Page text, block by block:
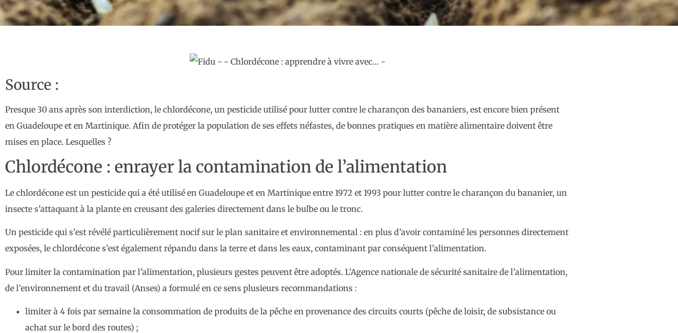
Source :
Presque 30 ans après son interdiction, le chlordécone, un pesticide utilisé pour lutter contre le charançon des bananiers, est encore bien présent
en Guadeloupe et en Martinique. Afin de protéger la population de ses effets néfastes, de bonnes pratiques en matière alimentaire doivent être
mises en place. Lesquelles ?
Chlordécone : enrayer la contamination de l’alimentation
Le chlordécone est un pesticide qui a été utilisé en Guadeloupe et en Martinique entre 1972 et 1993 pour lutter contre le charançon du bananier, un
insecte s’attaquant à la plante en creusant des galeries directement dans le bulbe ou le tronc.
Un pesticide qui s’est révélé particulièrement nocif sur le plan sanitaire et environnemental : en plus d’avoir contaminé les personnes directement
exposées, le chlordécone s’est également répandu dans la terre et dans les eaux, contaminant par conséquent l’alimentation.
Pour limiter la contamination par l’alimentation, plusieurs gestes peuvent être adoptés. L’Agence nationale de sécurité sanitaire de l’alimentation,
de l’environnement et du travail (Anses) a formulé en ce sens plusieurs recommandations :
limiter à 4 fois par semaine la consommation de produits de la pêche en provenance des circuits courts (pêche de loisir, de subsistance ou
achat sur le bord des routes) ;